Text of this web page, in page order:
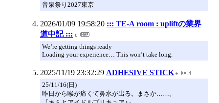
音泉祭り2027東京
2026/01/09 19:58:20 ::: TE-A room : upliftの業界
道中記 :::
We’re getting things ready
Loading your experience… This won’t take long.
2025/11/19 23:32:29 ADHESIVE STICK
25/11/16(日)
昨日から喉が痛くて鼻水が出る。まさか……。